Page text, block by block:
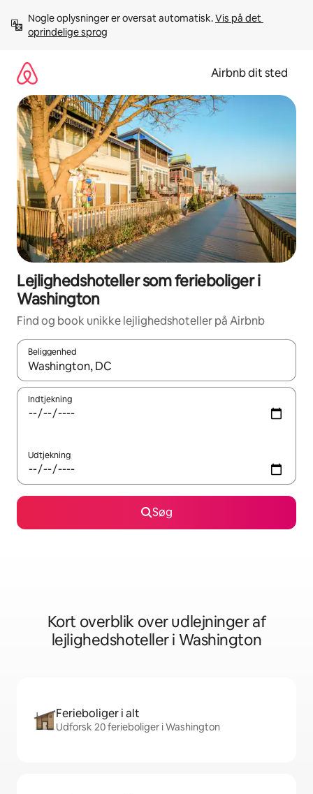
videre
Nogle oplysninger er oversat automatisk. Vis på det
oprindelige sprog
Airbnb dit sted
Lejlighedshoteller som ferieboliger i
Washington
Find og book unikke lejlighedshoteller på Airbnb
Beliggenhed
Når resultaterne er tilgængelige, skal du navigere med
Indtjekning
Udtjekning
Søg
Kort overblik over udlejninger af
lejlighedshoteller i Washington
Ferieboliger i alt
Udforsk 20 ferieboliger i Washington